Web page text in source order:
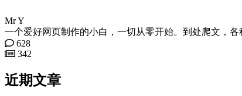
Mr Y
一个爱好网页制作的小白，一切从零开始。到处爬文，
628
342
近期文章